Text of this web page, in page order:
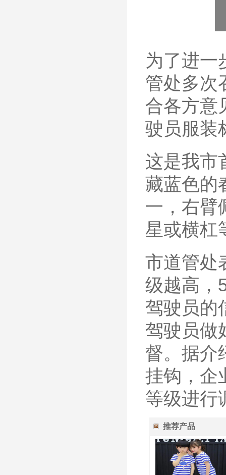
为了进一
管处多次
合各方意
驶员服装
这是我市
藏蓝色的
一，右臂
星或横杠
市道管处
级越高，
驾驶员的
驾驶员做
督。据介
挂钩，企
等级进行
推荐产品